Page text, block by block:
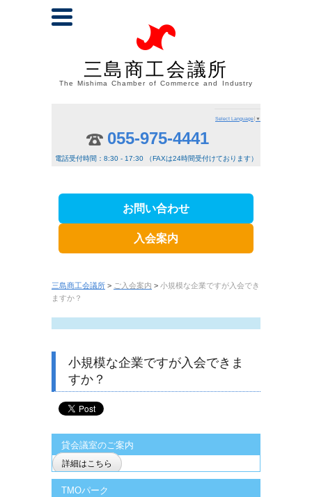
三島商工会議所
The Mishima Chamber of Commerce and Industry
Select Language ▼
055-975-4441
電話受付時間：8:30 - 17:30 （FAXは24時間受付けております）
お問い合わせ
入会案内
三島商工会議所 > ご入会案内 > 小規模な企業ですが入会でき
ますか？
小規模な企業ですが入会できま
すか？
貸会議室のご案内
詳細はこちら
TMOパーク